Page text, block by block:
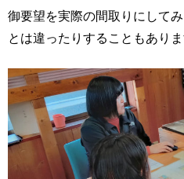
御要望を実際の間取りにして
とは違ったりすることもありま